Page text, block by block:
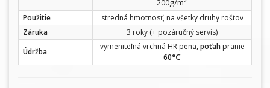
200g/m
Použitie
stredná hmotnosť, na všetky druhy roštov
Záruka
3 roky (+ pozáručný servis)
Údržba
vymeniteľná vrchná HR pena, poťahpranie
60°C